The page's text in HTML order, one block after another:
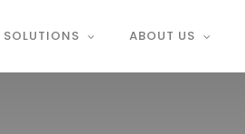
SOLUTIONS ABOUT US